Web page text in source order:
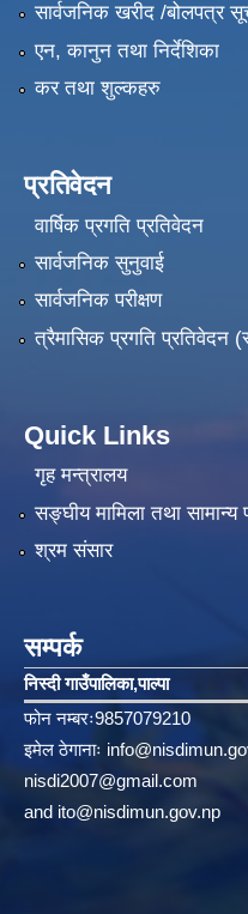
सार्वजनिक खरीद /बोलपत्र
एन, कानुन तथा निर्देशिका
कर तथा शुल्कहरु
प्रतिवेदन
वार्षिक प्रगति प्रतिवेदन
सार्वजनिक सुनुवाई
सार्वजनिक परीक्षण
त्रैमासिक प्रगति प्रतिवेदन
Quick Links
गृह मन्त्रालय
सङ्‍घीय मामिला तथा सामान्य
श्रम संसार
सम्पर्क
निस्दी गाउँपालिका‚पाल्पा
फोन नम्बरः9857079210
इमेल ठेगानाः
nisdi2007@gmail.com
and ito@nisdimun.gov.np